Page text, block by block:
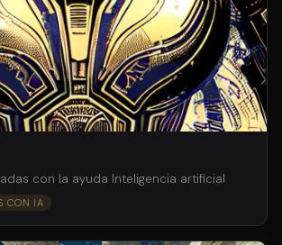
con la ayuda Inteligencia artificial
CON IA